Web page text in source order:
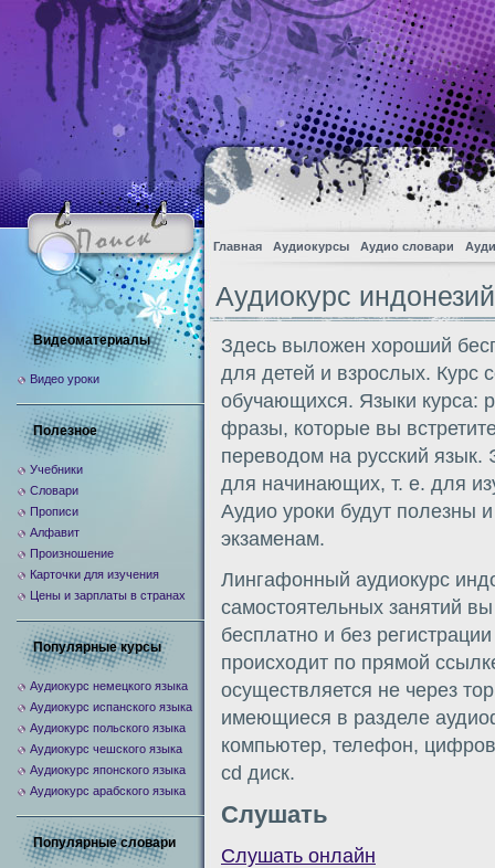
Главная Аудиокурсы Аудио словари
Аудиокурс
Здесь выложен хороший
для детей и взрослых. Курс
обучающихся. Языки курса:
фразы, которые вы
переводом на русский язык.
для начинающих, т. е. для
Аудио уроки будут полезны
экзаменам.
Лингафонный аудиокурс
самостоятельных занятий
бесплатно и без
происходит по прямой
осуществляется не через
имеющиеся в разделе
компьютер, телефон,
cd диск.
Слушать
Слушать онлайн
Видеоматериалы
Видео уроки
Полезное
Учебники
Словари
Прописи
Алфавит
Произношение
Карточки для изучения
Цены и зарплаты в странах
Популярные курсы
Аудиокурс немецкого языка
Аудиокурс испанского языка
Аудиокурс польского языка
Аудиокурс чешского языка
Аудиокурс японского языка
Аудиокурс арабского языка
Популярные словари